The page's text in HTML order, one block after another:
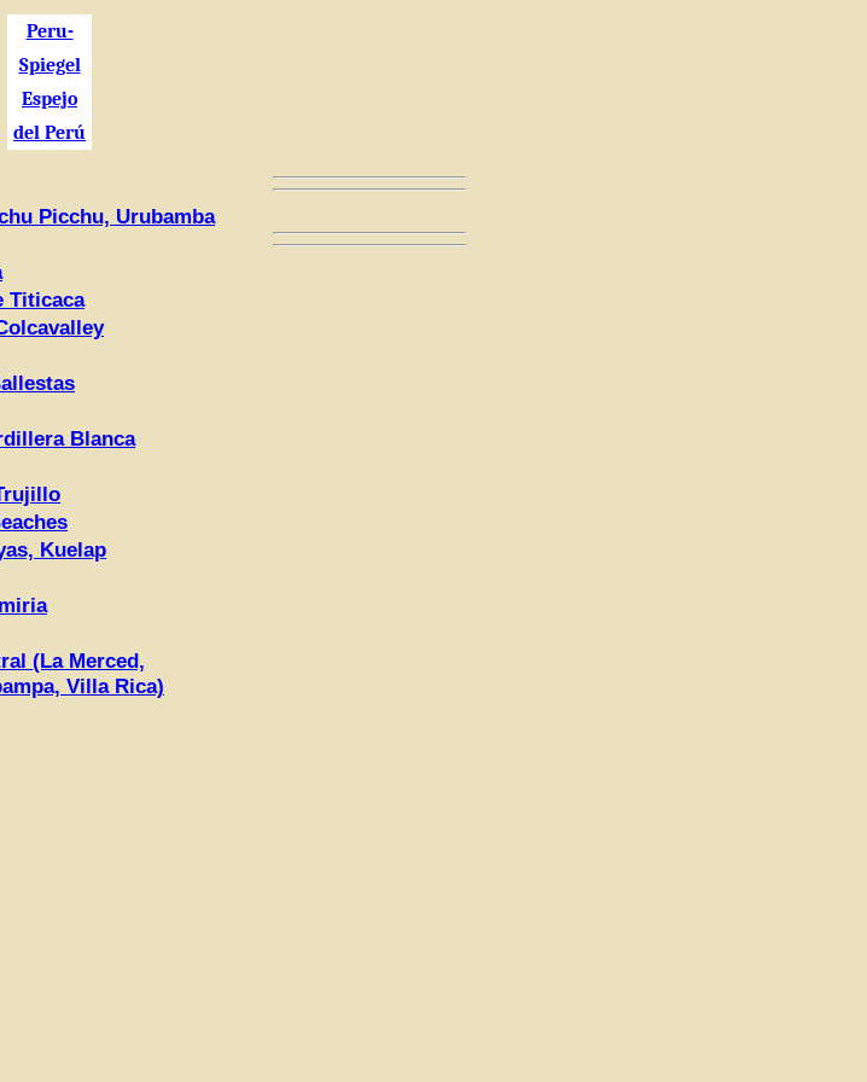
Picchu, Urubamba
Titicaca
Blanca
Kuelap
(La Merced,
Villa Rica)
Peru-
Spiegel
Espejo
del Perú